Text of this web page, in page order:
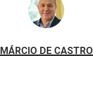
MÁRCIO DE CASTRO